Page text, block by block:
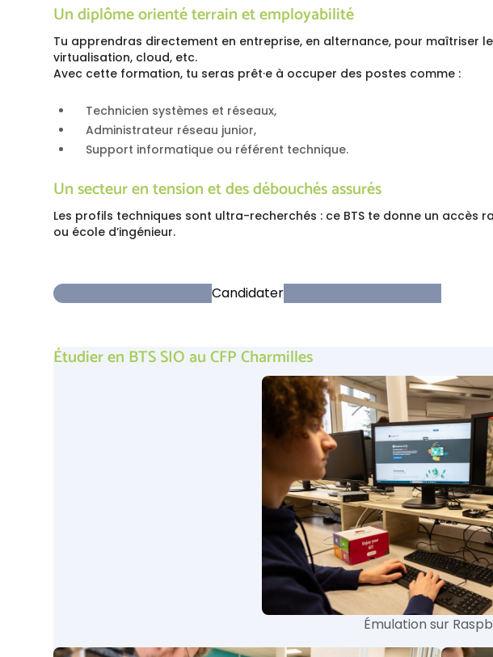
Un diplôme orienté terrain et employabilité
Tu apprendras directement en entreprise, en alternance, pour maîtriser
virtualisation, cloud, etc.
Avec cette formation, tu seras prêt·e à occuper des postes comme :
Technicien systèmes et réseaux,
Administrateur réseau junior,
Support informatique ou référent technique.
Un secteur en tension et des débouchés assurés
Les profils techniques sont ultra-recherchés : ce BTS te donne un accès
ou école d’ingénieur.
Candidater
Étudier en BTS SIO au CFP Charmilles
Émulation sur